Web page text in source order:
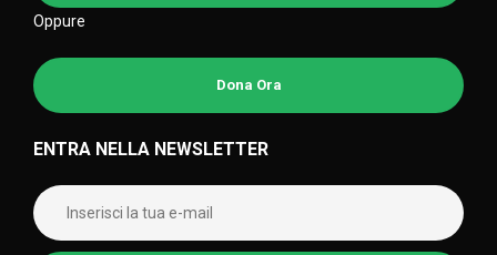
Oppure
Dona Ora
ENTRA NELLA NEWSLETTER